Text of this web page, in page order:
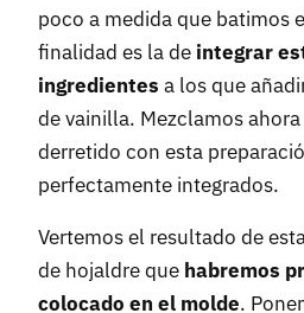
poco a medida que batimos
finalidad es la de integrar
ingredientes a los que
de vainilla. Mezclamos
derretido con esta
perfectamente integrados.
Vertemos el resultado de
de hojaldre que habremos
colocado en el molde.